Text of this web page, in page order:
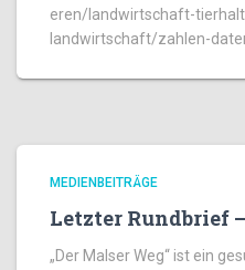
eren/landwirtschaft-
landwirtschaft/zahlen-
MEDIENBEITRÄGE
Letzter Rundbrief
„Der Malser Weg“ ist ein